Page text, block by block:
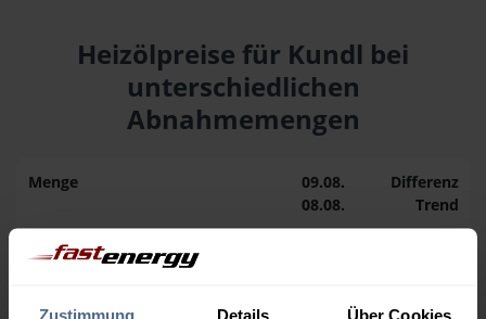
Zustimmung Details Über Cookies
Heizölpreise für Kundl bei
unterschiedlichen
Abnahmemengen
Menge
09.08.
08.08.
Differenz
Trend
1.000 Liter